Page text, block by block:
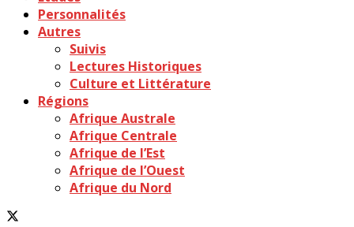
Personnalités
Autres
Suivis
Lectures Historiques
Culture et Littérature
Régions
Afrique Australe
Afrique Centrale
Afrique de l’Est
Afrique de l’Ouest
Afrique du Nord